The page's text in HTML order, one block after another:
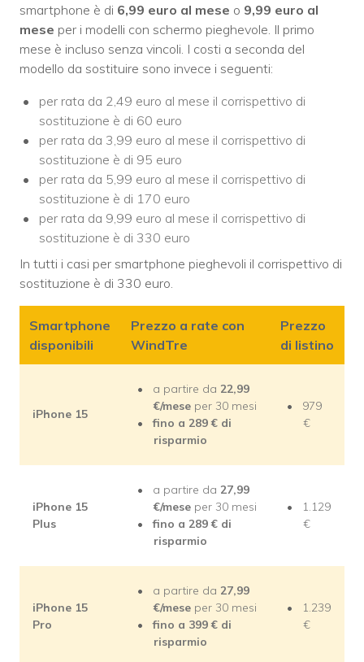
smartphone è di 6,99 euro al mese o 9,99 euro al
mese per i modelli con schermo pieghevole. Il primo
mese è incluso senza vincoli. I costi a seconda del
modello da sostituire sono invece i seguenti:
per rata da 2,49 euro al mese il corrispettivo di
sostituzione è di 60 euro
per rata da 3,99 euro al mese il corrispettivo di
sostituzione è di 95 euro
per rata da 5,99 euro al mese il corrispettivo di
sostituzione è di 170 euro
per rata da 9,99 euro al mese il corrispettivo di
sostituzione è di 330 euro
In tutti i casi per smartphone pieghevoli il corrispettivo di
sostituzione è di 330 euro.
Smartphone
disponibili
Prezzo a rate con
WindTre
Prezzo
di listino
iPhone 15
a partire da 22,99
€/mese per 30 mesi
fino a 289 € di
risparmio
979
€
iPhone 15
Plus
a partire da 27,99
€/mese per 30 mesi
fino a 289 € di
risparmio
1.129
€
iPhone 15
Pro
a partire da 27,99
€/mese per 30 mesi
fino a 399 € di
risparmio
1.239
€